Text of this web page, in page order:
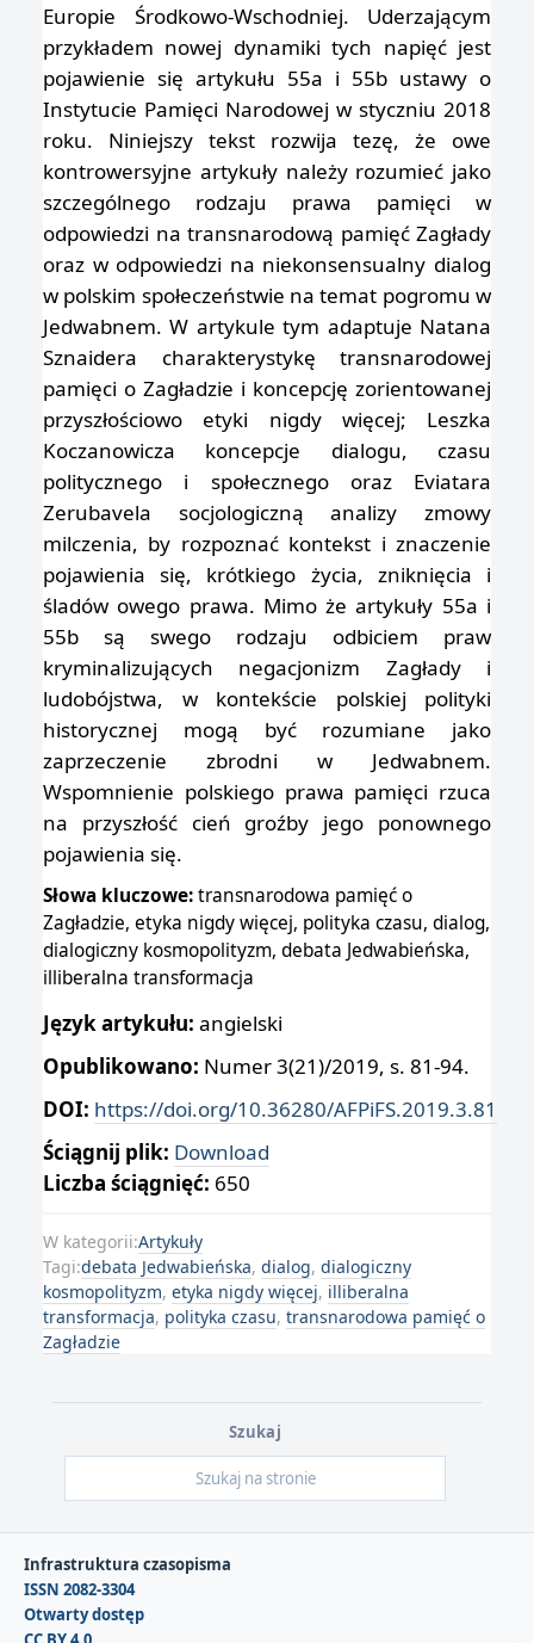
Europie Środkowo-Wschodniej. Uderzającym
przykładem nowej dynamiki tych napięć jest
pojawienie się artykułu 55a i 55b ustawy o
Instytucie Pamięci Narodowej w styczniu 2018
roku. Niniejszy tekst rozwija tezę, że owe
kontrowersyjne artykuły należy rozumieć jako
szczególnego rodzaju prawa pamięci w
odpowiedzi na transnarodową pamięć Zagłady
oraz w odpowiedzi na niekonsensualny dialog
w polskim społeczeństwie na temat pogromu w
Jedwabnem. W artykule tym adaptuje Natana
Sznaidera charakterystykę transnarodowej
pamięci o Zagładzie i koncepcję zorientowanej
przyszłościowo etyki nigdy więcej; Leszka
Koczanowicza koncepcje dialogu, czasu
politycznego i społecznego oraz Eviatara
Zerubavela socjologiczną analizy zmowy
milczenia, by rozpoznać kontekst i znaczenie
pojawienia się, krótkiego życia, zniknięcia i
śladów owego prawa. Mimo że artykuły 55a i
55b są swego rodzaju odbiciem praw
kryminalizujących negacjonizm Zagłady i
ludobójstwa, w kontekście polskiej polityki
historycznej mogą być rozumiane jako
zaprzeczenie zbrodni w Jedwabnem.
Wspomnienie polskiego prawa pamięci rzuca
na przyszłość cień groźby jego ponownego
pojawienia się.
Słowa kluczowe:transnarodowa pamięć o
Zagładzie, etyka nigdy więcej, polityka czasu, dialog,
dialogiczny kosmopolityzm, debata Jedwabieńska,
illiberalna transformacja
Język artykułu: angielski
Opublikowano: Numer 3(21)/2019, s. 81-94.
DOI: https://doi.org/10.36280/AFPiFS.2019.3.81
Ściągnij plik: Download
Liczba ściągnięć: 650
W kategorii:Artykuły
Tagi:debata Jedwabieńska, dialog, dialogiczny
kosmopolityzm, etyka nigdy więcej, illiberalna
transformacja, polityka czasu, transnarodowa pamięć o
Zagładzie
Szukaj
Infrastruktura czasopisma
ISSN 2082-3304
Otwarty dostęp